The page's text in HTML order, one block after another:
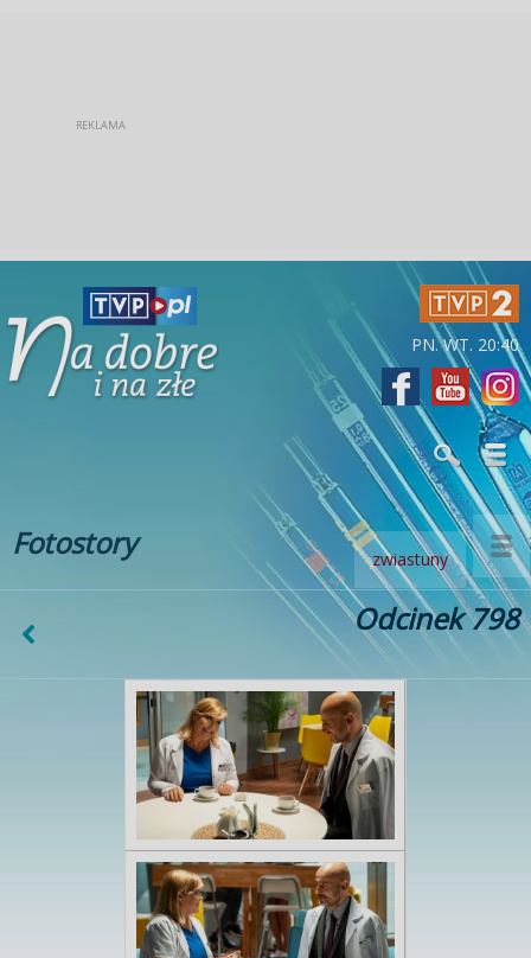
PN. WT. 20:40
Fotostory zwiastuny
Odcinek 798